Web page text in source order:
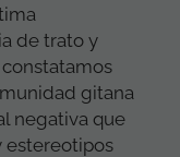
de trato y
gitana
negativa que
estereotipos